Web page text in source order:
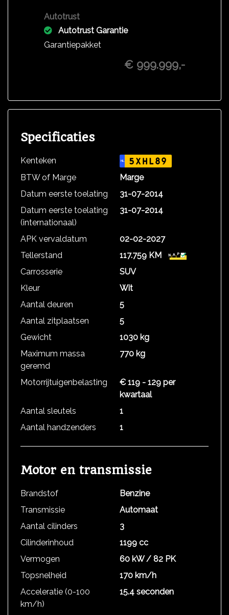
Autotrust
Autotrust Garantie
Garantiepakket
€ 999.999,-
Specificaties
Kenteken NL 5XHL89
BTW of Marge
Marge
Datum eerste toelating
31-07-2014
Datum eerste toelating
(internationaal)
31-07-2014
APK vervaldatum
02-02-2027
Tellerstand
117.759 KM
Carrosserie
SUV
Kleur
Wit
Aantal deuren
5
Aantal zitplaatsen
5
Gewicht
1030 kg
Maximum massa
geremd
770 kg
Motorrijtuigenbelasting
€ 119 - 129 per
kwartaal
Aantal sleutels
1
Aantal handzenders
1
Motor en transmissie
Brandstof
Benzine
Transmissie
Automaat
Aantal cilinders
3
Cilinderinhoud
1199 cc
Vermogen
60 kW / 82 PK
Topsnelheid
170 km/h
Acceleratie (0-100
km/h)
15.4 seconden